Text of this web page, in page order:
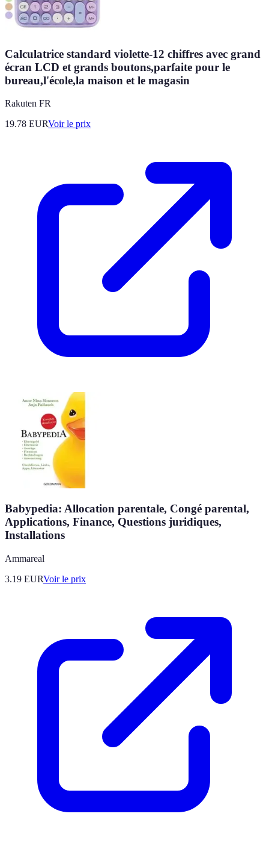
Calculatrice standard violette-12 chiffres avec grand
écran LCD et grands boutons,parfaite pour le
bureau,l'école,la maison et le magasin
Rakuten FR
19.78 EURVoir le prix
Babypedia: Allocation parentale, Congé parental,
Applications, Finance, Questions juridiques,
Installations
Ammareal
3.19 EURVoir le prix